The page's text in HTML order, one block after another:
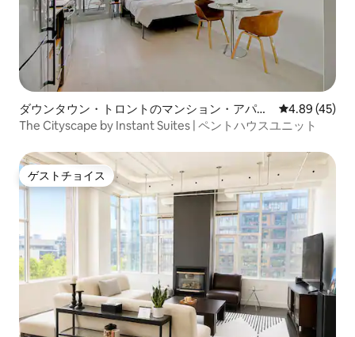
ダウンタウン・トロントのマンション・アパー
ト
レビュー45
4.89 (45)
The Cityscape by Instant Suites | ペントハウスユニット
ゲストチョイス
ゲストチョイス